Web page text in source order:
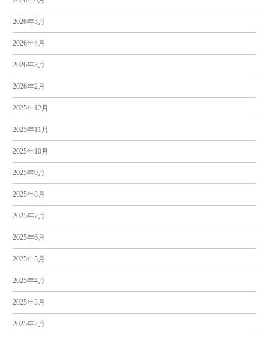
2026年5月
2026年4月
2026年3月
2026年2月
2025年12月
2025年11月
2025年10月
2025年9月
2025年8月
2025年7月
2025年6月
2025年5月
2025年4月
2025年3月
2025年2月